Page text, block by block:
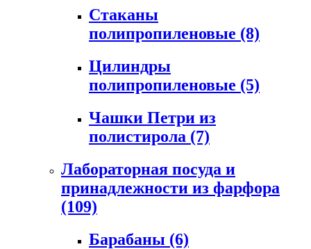
Стаканы
полипропиленовые (8)
Цилиндры
полипропиленовые (5)
Чашки Петри из
полистирола (7)
Лабораторная посуда и
принадлежности из фарфора
(109)
Барабаны (6)